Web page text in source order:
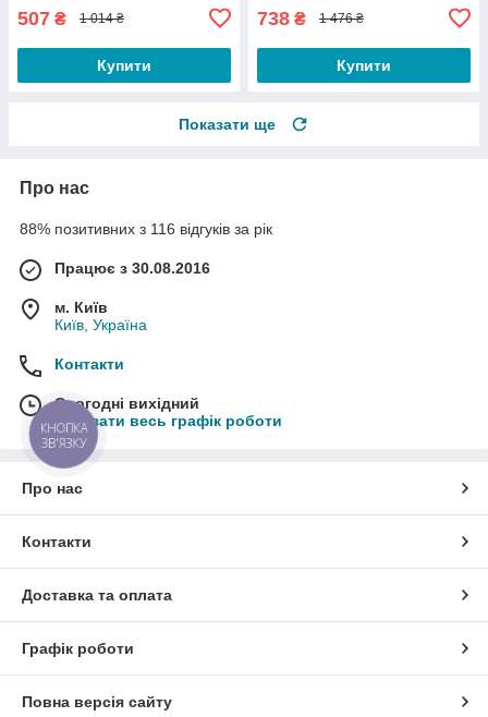
507 ₴ 1 014 ₴
Купити
738 ₴ 1 476 ₴
Купити
Показати ще
Про нас
88% позитивних з 116 відгуків за рік
Працює з 30.08.2016
м. Київ
Київ, Україна
Контакти
Сьогодні вихідний
Показати весь графік роботи
Про нас
Контакти
Доставка та оплата
Графік роботи
Повна версія сайту
КНОПКА
ЗВ'ЯЗКУ